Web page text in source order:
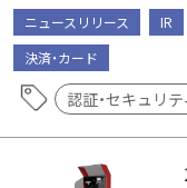
ニュースリリース IR
決済・カード
認証・セキュリテ